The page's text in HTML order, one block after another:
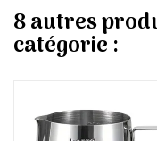
8 autres
catégorie :